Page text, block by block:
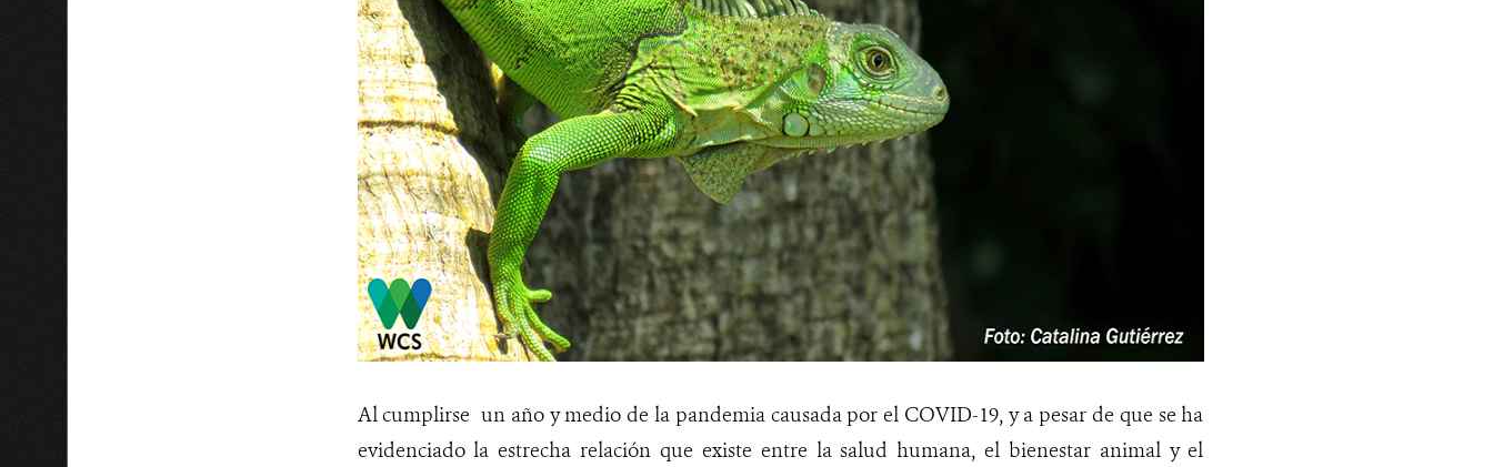
Al cumplirse un año y medio de la pandemia causada por el COVID-19, y a pesar de que se ha
evidenciado la estrecha relación que existe entre la salud humana, el bienestar animal y el